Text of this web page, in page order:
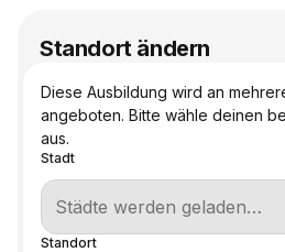
Standort ändern
Diese Ausbildung wird an
angeboten. Bitte wähle deinen
aus.
Stadt
Standort